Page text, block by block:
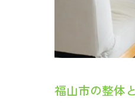
福山市の整体